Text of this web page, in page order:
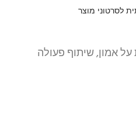
על אמון, שיתוף פעולה